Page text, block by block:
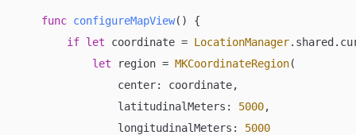
func configureMapView()
{
if let coordinate = LocationManager
let region = MKCoordinateRegion(
                center: coordinate,
                latitudinalMeters:
5000,
                longitudinalMeters:
5000